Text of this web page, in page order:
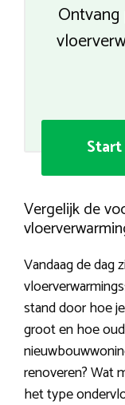
Vergelijk de
Vandaag de dag
stand door hoe
groot en hoe
renoveren? Wat
het type